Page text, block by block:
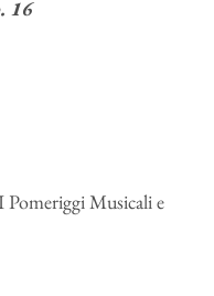
16
Musicali e